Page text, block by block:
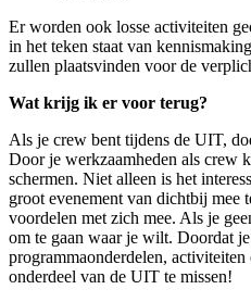
Er worden ook losse activiteiten
in het teken staat van
zullen plaatsvinden voor de
Wat krijg ik er voor terug?
Als je crew bent tijdens de UIT,
Door je werkzaamheden als crew
schermen. Niet alleen is het
groot evenement van dichtbij mee
voordelen met zich mee. Als je
om te gaan waar je wilt. Doordat
programmaonderdelen, activiteiten
onderdeel van de UIT te missen!